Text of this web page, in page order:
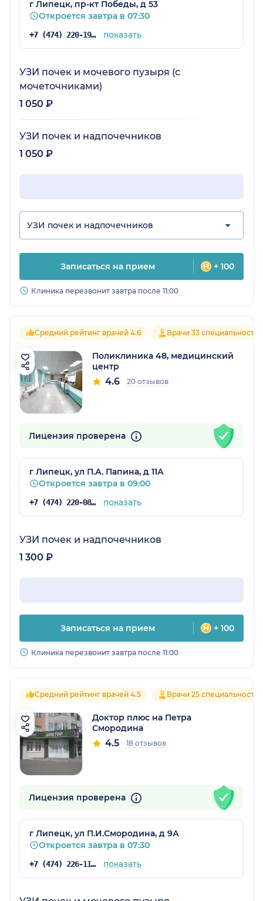
г Липецк, пр-кт Победы, д 53
Откроется завтра в 07:30
+7 (474) 220-19-93 показать
УЗИ почек и мочевого пузыря (с
мочеточниками)
1 050 ₽
УЗИ почек и надпочечников
1 050 ₽
УЗИ почек и надпочечников
Записаться на прием + 100
Клиника перезвонит завтра после 11:00
Средний рейтинг врачей 4.6 Врачи 33 специальностей
Поликлиника 48, медицинский
центр
4.6 20 отзывов
Лицензия проверена
г Липецк, ул П.А. Папина, д 11А
Откроется завтра в 09:00
+7 (474) 220-08-46 показать
УЗИ почек и надпочечников
1 300 ₽
Записаться на прием + 100
Клиника перезвонит завтра после 11:00
Средний рейтинг врачей 4.5 Врачи 25 специальностей
Доктор плюс на Петра
Смородина
4.5 18 отзывов
Лицензия проверена
г Липецк, ул П.И.Смородина, д 9А
Откроется завтра в 07:30
+7 (474) 226-11-15 показать